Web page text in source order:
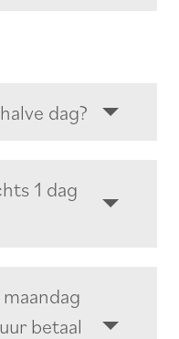
dag?
1 dag
betaal